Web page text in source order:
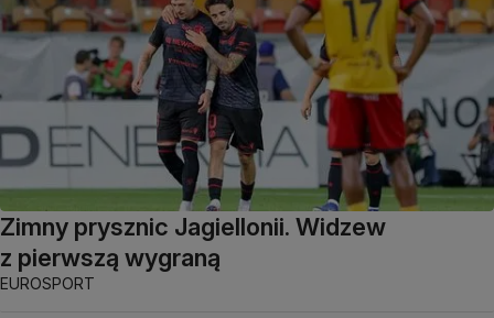
Zimny prysznic Jagiellonii. Widzew
z pierwszą wygraną
EUROSPORT